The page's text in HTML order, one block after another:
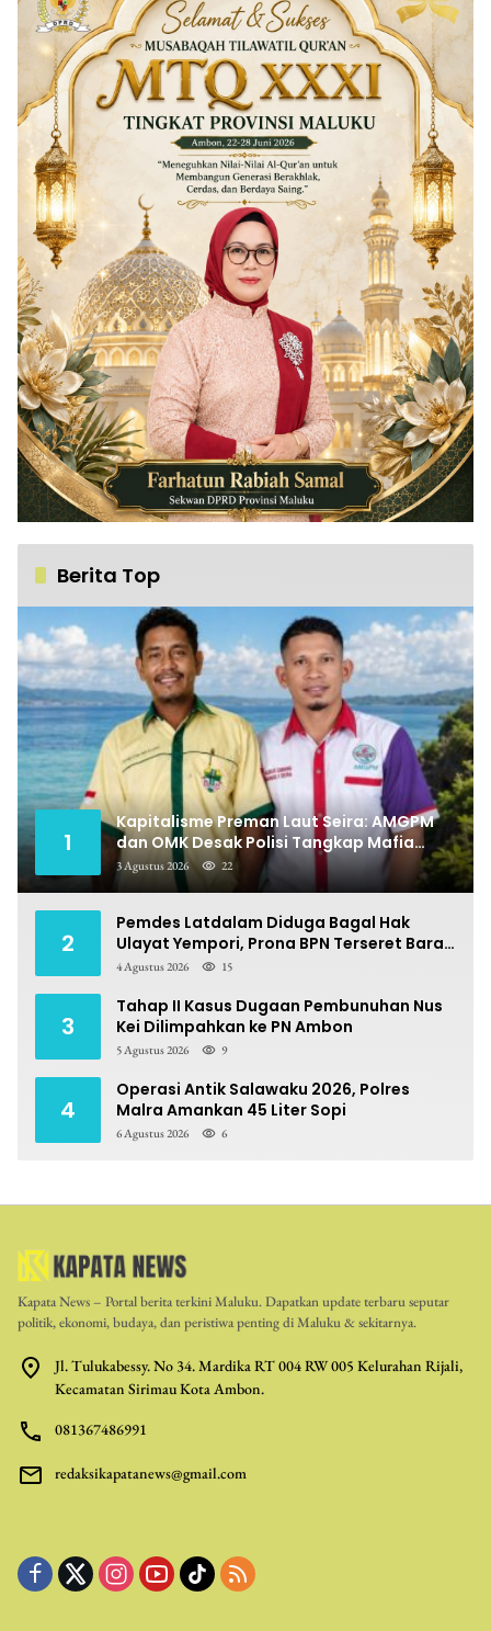
Berita Top
1
Kapitalisme Preman Laut Seira: AMGPM
dan OMK Desak Polisi Tangkap Mafia
Pungli
3 Agustus 2026 22
2
Pemdes Latdalam Diduga Bagal Hak
Ulayat Yempori, Prona BPN Terseret Bara
Sengketa
4 Agustus 2026 15
3
Tahap II Kasus Dugaan Pembunuhan Nus
Kei Dilimpahkan ke PN Ambon
5 Agustus 2026 9
4
Operasi Antik Salawaku 2026, Polres
Malra Amankan 45 Liter Sopi
6 Agustus 2026 6
Kapata News – Portal berita terkini Maluku. Dapatkan update terbaru seputar
politik, ekonomi, budaya, dan peristiwa penting di Maluku & sekitarnya.
Jl. Tulukabessy. No 34. Mardika RT 004 RW 005 Kelurahan Rijali,
Kecamatan Sirimau Kota Ambon.
081367486991
redaksikapatanews@gmail.com